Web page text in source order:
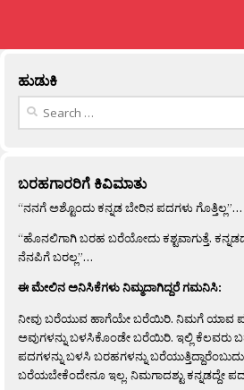
ಹುಡುಕಿ
Search
ಬರಹಗಾರರಿಗೆ ಕಿವಿಮಾತು
“ನನಗೆ ಅಶ್ಟೊಂದು ಕನ್ನಡ ಬೇರಿನ ಪದಗಳು ಗೊತ್ತಿಲ್ಲ”…
“ಹೊನಲಿಗಾಗಿ ಬರಹ ಬರೆಯೋದು ಕಶ್ಟವಾಗುತ್ತೆ.
ನೆನಪಿಗೆ ಬರಲ್ಲ”…
ಈ ಮೇಲಿನ ಅನಿಸಿಕೆಗಳು ನಿಮ್ಮದಾಗಿದ್ದರೆ ಗಮನಿಸಿ:
ನೀವು ಬರೆಯುವ ಹಾಗೆಯೇ ಬರೆಯಿರಿ. ನಿಮಗೆ ಯಾವ
ಅವುಗಳನ್ನು ಬಳಸಿಕೊಂಡೇ ಬರೆಯಿರಿ. ಇಲ್ಲಿ ಕೆಲವರು
ಪದಗಳನ್ನು ಬಳಸಿ ಬರಹಗಳನ್ನು
ಬರೆಯಬೇಕೆಂದೇನೂ ಇಲ್ಲ. ನಿಮಗಾದಶ್ಟು ಕನ್ನಡದ್ದೇ